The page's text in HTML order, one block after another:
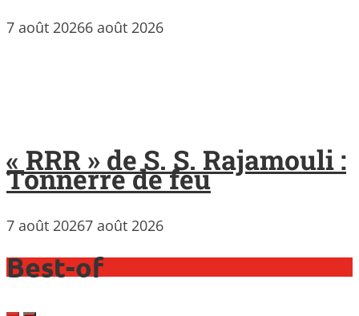
7 août 20266 août 2026
« RRR » de S. S. Rajamouli :
Tonnerre de feu
7 août 20267 août 2026
Best-of